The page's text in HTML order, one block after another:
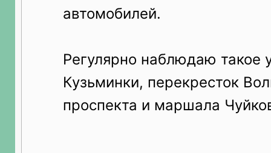
автомобилей.
Регулярно наблюдаю такое
Кузьминки, перекресток
проспекта и маршала